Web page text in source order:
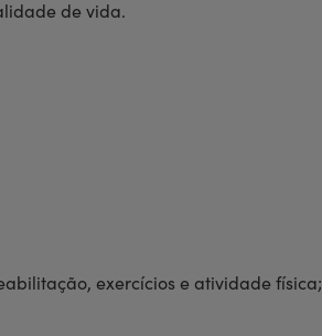
de vida.
exercícios e atividade física;